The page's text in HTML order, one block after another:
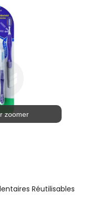
zoomer
Réutilisables